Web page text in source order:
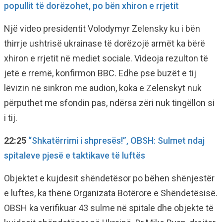
popullit të dorëzohet, po bën xhiron e rrjetit
Një video presidentit Volodymyr Zelensky ku i bën
thirrje ushtrisë ukrainase të dorëzojë armët ka bërë
xhiron e rrjetit në mediet sociale. Videoja rezulton të
jetë e rremë, konfirmon BBC. Edhe pse buzët e tij
lëvizin në sinkron me audion, koka e Zelenskyt nuk
përputhet me sfondin pas, ndërsa zëri nuk tingëllon si
i tij.
22:25 “Shkatërrimi i shpresës!”, OBSH: Sulmet ndaj
spitaleve pjesë e taktikave të luftës
Objektet e kujdesit shëndetësor po bëhen shënjestër
e luftës, ka thënë Organizata Botërore e Shëndetësisë.
OBSH ka verifikuar 43 sulme në spitale dhe objekte të